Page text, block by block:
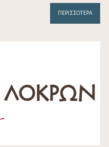
ΠΕΡΙΣΣΌΤΕΡΑ